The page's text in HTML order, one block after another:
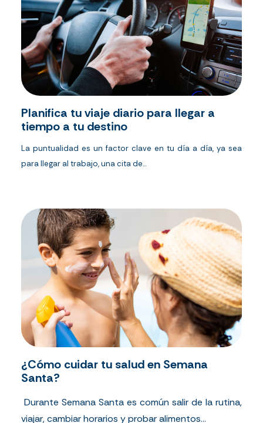
Planifica tu viaje diario para llegar a
tiempo a tu destino
La puntualidad es un factor clave en tu día a día, ya sea
para llegar al trabajo, una cita de...
¿Cómo cuidar tu salud en Semana
Santa?
Durante Semana Santa es común salir de la rutina,
viajar, cambiar horarios y probar alimentos...